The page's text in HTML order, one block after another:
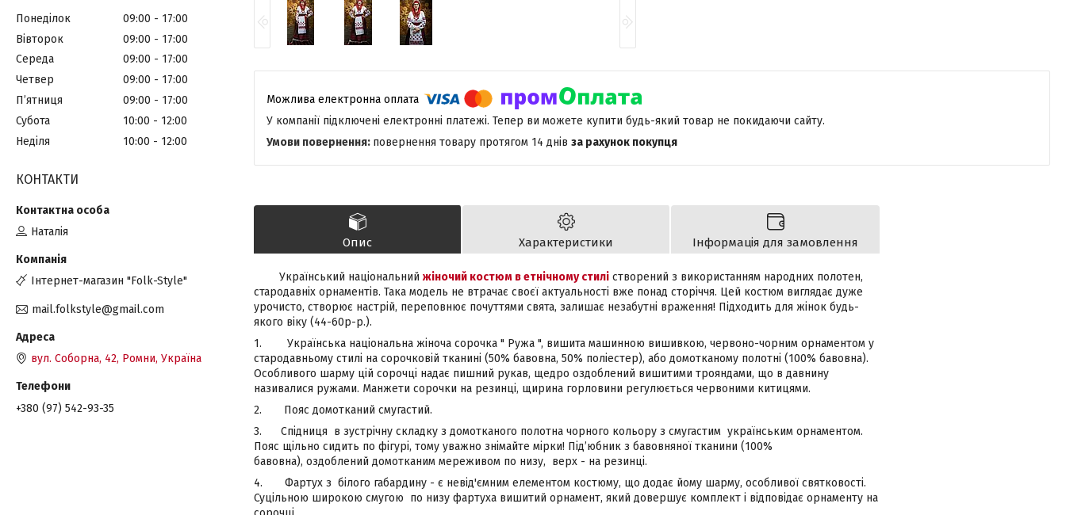
У компанії підключені електронні платежі. Тепер ви можете купити будь-який товар не покидаючи сайту.
повернення товару протягом 14 днів за рахунок покупця
Опис Характеристики Інформація для замовлення
Український національний жіночий костюм в етнічному стилі створений з використанням народних полотен,
стародавніх орнаментів. Така модель не втрачає своєї актуальності вже понад сторіччя. Цей костюм виглядає дуже
урочисто, створює настрій, переповнює почуттями свята, залишає незабутні враження! Підходить для жінок будь-
якого віку (44-60р-р.).
1. Українська національна жіноча сорочка " Ружа ", вишита машинною вишивкою, червоно-чорним орнаментом у
стародавньому стилі на сорочковій тканині (50% бавовна, 50% поліестер), або домотканому полотні (100% бавовна).
Особливого шарму цій сорочці надає пишний рукав, щедро оздоблений вишитими трояндами, що в давнину
називалися ружами. Манжети сорочки на резинці, щирина горловини регулюється червоними китицями.
2. Пояс домотканий смугастий.
3. Спідниця в зустрічну складку з домотканого полотна чорного кольору з смугастим українським орнаментом.
Пояс щільно сидить по фігурі, тому уважно знімайте мірки! Під’юбник з бавовняної тканини (100%
бавовна), оздоблений домотканим мереживом по низу, верх - на резинці.
4. Фартух з білого габардину - є невід'ємним елементом костюму, що додає йому шарму, особливої святковості.
Суцільною широкою смугою по низу фартуха вишитий орнамент, який довершує комплект і відповідає орнаменту на
Понеділок 09:00
17:00
Вівторок
09:00
17:00
Середа
09:00
17:00
Четвер
09:00
17:00
Пʼятниця
09:00
17:00
Субота
10:00
12:00
Неділя
10:00 12:00
КОНТАКТИ
Наталія
Інтернет-магазин "Folk-Style"
mail.folkstyle@gmail.com
вул. Соборна, 42, Ромни, Україна
+380 (97) 542-93-35